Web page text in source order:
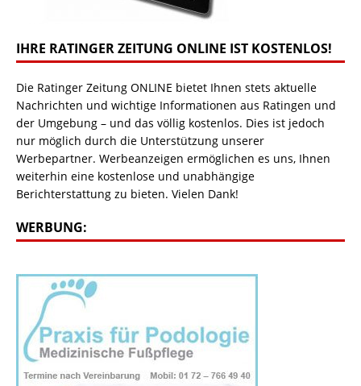
IHRE RATINGER ZEITUNG ONLINE IST KOSTENLOS!
Die Ratinger Zeitung ONLINE bietet Ihnen stets aktuelle
Nachrichten und wichtige Informationen aus Ratingen und
der Umgebung – und das völlig kostenlos. Dies ist jedoch
nur möglich durch die Unterstützung unserer
Werbepartner. Werbeanzeigen ermöglichen es uns, Ihnen
weiterhin eine kostenlose und unabhängige
Berichterstattung zu bieten. Vielen Dank!
WERBUNG: